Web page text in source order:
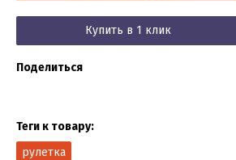
Купить в 1 клик
Поделиться
Теги к товару:
рулетка